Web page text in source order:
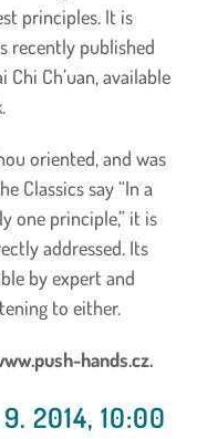
principles. It is
recently published
Chi Ch’uan, available
oriented, and was
Classics say “In a
one principle,” it is
addressed. Its
by expert and
to either.
hands.cz.
9. 2014, 10:00